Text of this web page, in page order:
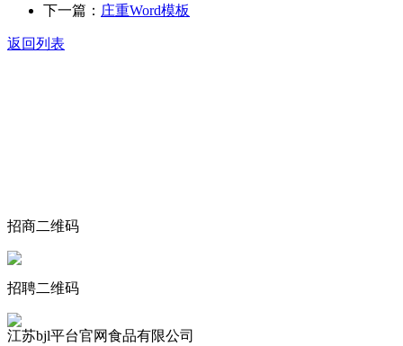
下一篇： 庄重Word模板
返回列表
招商二维码
招聘二维码
江苏bjl平台官网食品有限公司